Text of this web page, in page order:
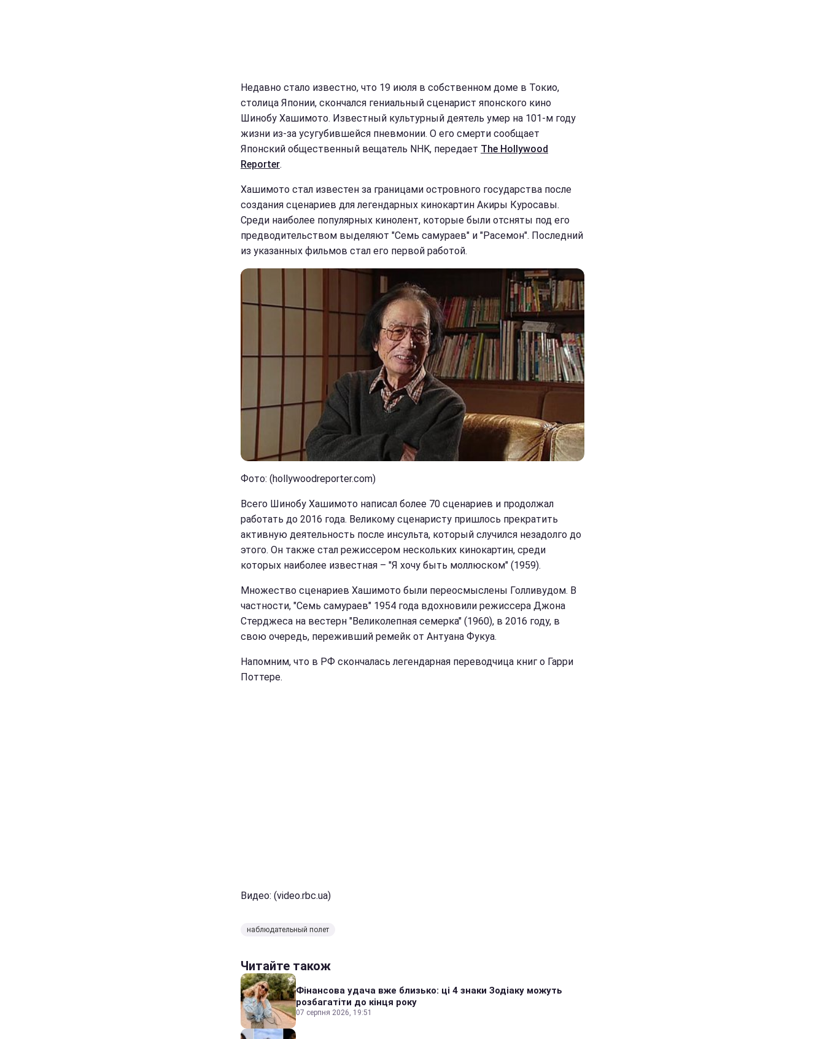
Недавно стало известно, что 19 июля в собственном доме в Токио,
столица Японии, скончался гениальный сценарист японского кино
Шинобу Хашимото. Известный культурный деятель умер на 101-м году
жизни из-за усугубившейся пневмонии. О его смерти сообщает
Японский общественный вещатель NHK, передает The Hollywood
Reporter.
Хашимото стал известен за границами островного государства после
создания сценариев для легендарных кинокартин Акиры Куросавы.
Среди наиболее популярных кинолент, которые были отсняты под его
предводительством выделяют "Семь самураев" и "Расемон". Последний
из указанных фильмов стал его первой работой.
Фото: (hollywoodreporter.com)
Всего Шинобу Хашимото написал более 70 сценариев и продолжал
работать до 2016 года. Великому сценаристу пришлось прекратить
активную деятельность после инсульта, который случился незадолго до
этого. Он также стал режиссером нескольких кинокартин, среди
которых наиболее известная – "Я хочу быть моллюском" (1959).
Множество сценариев Хашимото были переосмыслены Голливудом. В
частности, "Семь самураев" 1954 года вдохновили режиссера Джона
Стерджеса на вестерн "Великолепная семерка" (1960), в 2016 году, в
свою очередь, переживший ремейк от Антуана Фукуа.
Напомним, что в РФ скончалась легендарная переводчица книг о Гарри
Поттере.
Видео: (video.rbc.ua)
наблюдательный полет
Читайте також
Фінансова удача вже близько: ці 4 знаки Зодіаку можуть
розбагатіти до кінця року
07 серпня 2026, 19:51